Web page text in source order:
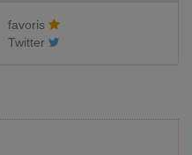
favoris
Twitter